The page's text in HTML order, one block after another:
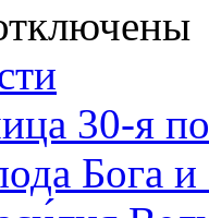
30-я
Бога